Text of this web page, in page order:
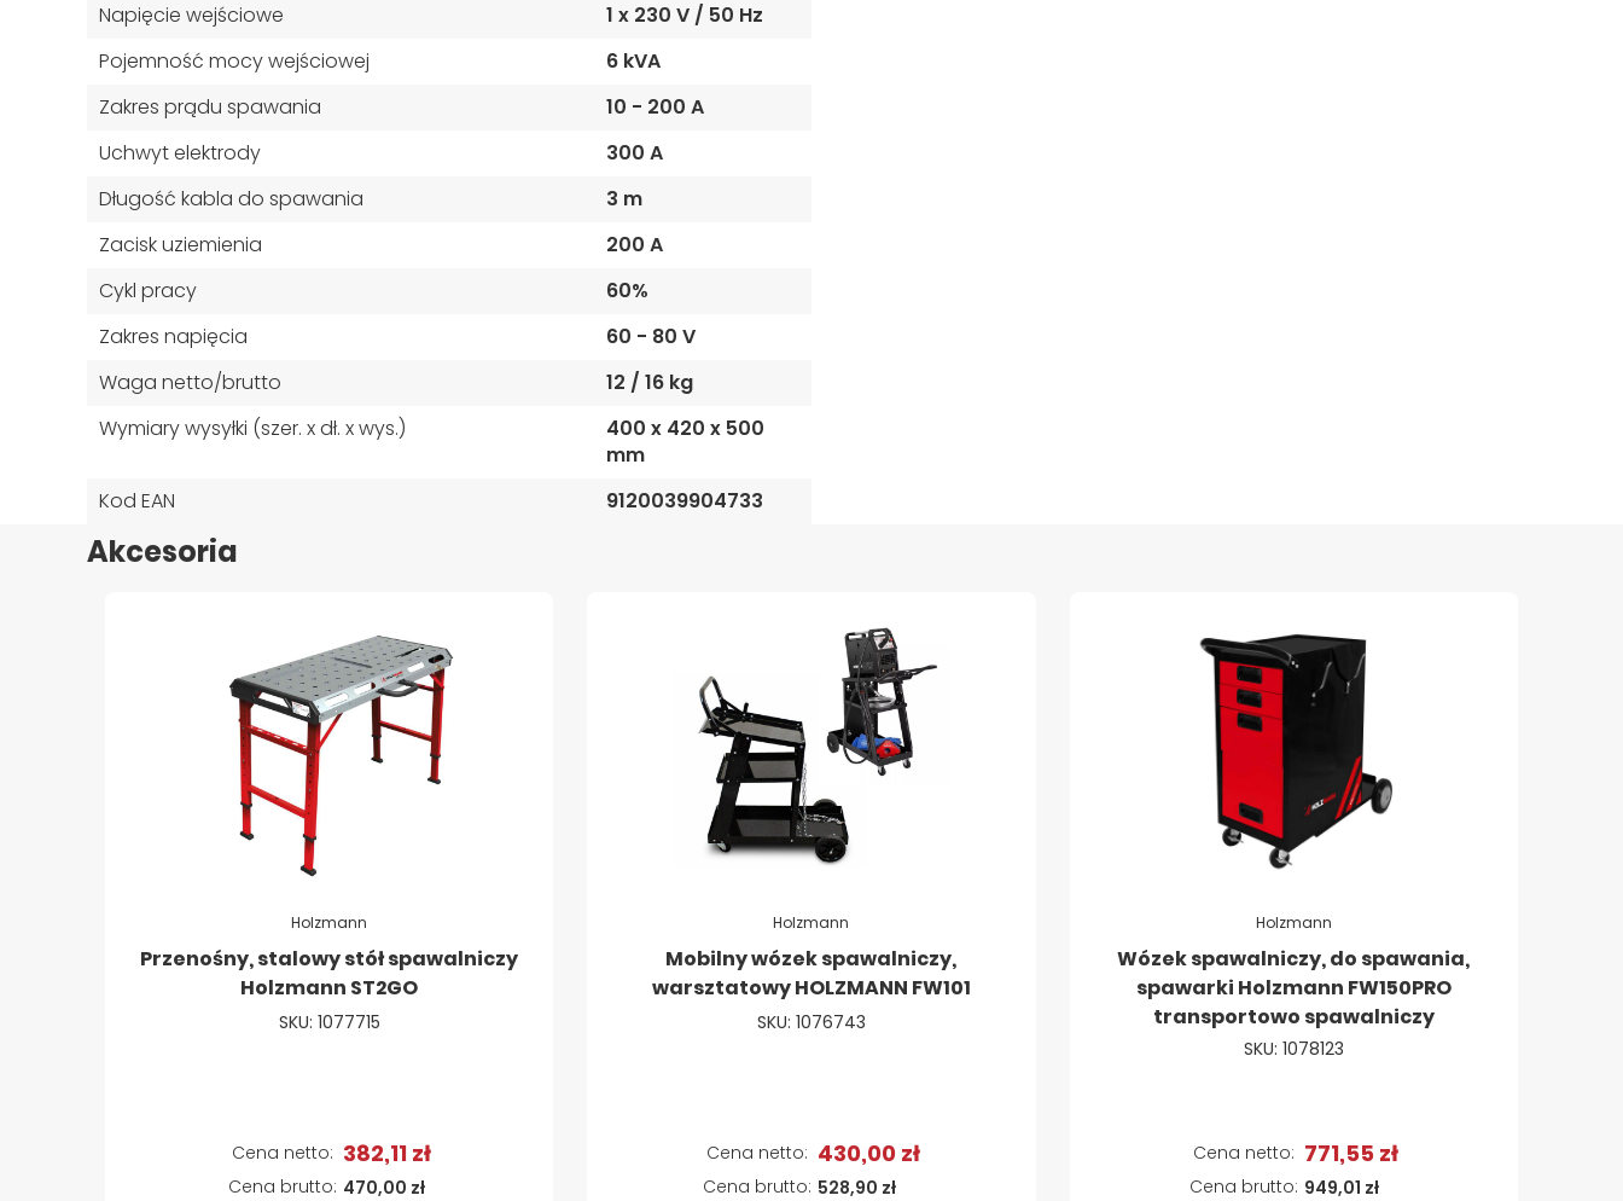
Napięcie wejściowe
1 x 230 V / 50 Hz
Pojemność mocy wejściowej
6 kVA
Zakres prądu spawania
10 - 200 A
Uchwyt elektrody
300 A
Długość kabla do spawania
3 m
Zacisk uziemienia
200 A
Cykl pracy
60%
Zakres napięcia
60 - 80 V
Waga netto/brutto
12 / 16 kg
Wymiary wysyłki (szer. x dł. x wys.)
400 x 420 x 500
mm
Kod EAN
9120039904733
Akcesoria
Holzmann
Przenośny, stalowy stół spawalniczy
Holzmann ST2GO
SKU: 1077715
470,00 zł
382,11 zł
Dodaj do koszyka
Holzmann
Mobilny wózek spawalniczy,
warsztatowy HOLZMANN FW101
SKU: 1076743
528,90 zł
430,00 zł
Holzmann
Wózek spawalniczy, do spawania,
spawarki Holzmann FW150PRO
transportowo spawalniczy
SKU: 1078123
949,01 zł
771,55 zł
Dodaj do koszyka